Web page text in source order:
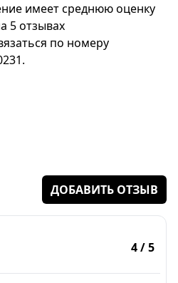
имеет среднюю оценку
5 отзывах
по номеру
ДОБАВИТЬ ОТЗЫВ
4/ 5